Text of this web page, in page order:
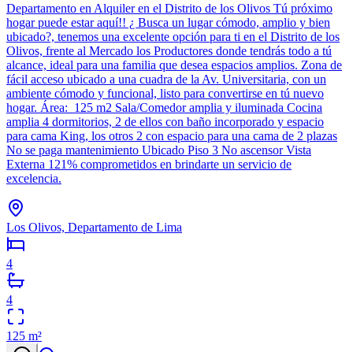
Departamento en Alquiler en el Distrito de los Olivos Tú próximo
hogar puede estar aquí!! ¿ Busca un lugar cómodo, amplio y bien
ubicado?, tenemos una excelente opción para ti en el Distrito de los
Olivos, frente al Mercado los Productores donde tendrás todo a tú
alcance, ideal para una familia que desea espacios amplios. Zona de
fácil acceso ubicado a una cuadra de la Av. Universitaria, con un
ambiente cómodo y funcional, listo para convertirse en tú nuevo
hogar. Área: 125 m2 Sala/Comedor amplia y iluminada Cocina
amplia 4 dormitorios, 2 de ellos con baño incorporado y espacio
para cama King, los otros 2 con espacio para una cama de 2 plazas
No se paga mantenimiento Ubicado Piso 3 No ascensor Vista
Externa 121% comprometidos en brindarte un servicio de
excelencia.
Los Olivos, Departamento de Lima
4
4
125 m²